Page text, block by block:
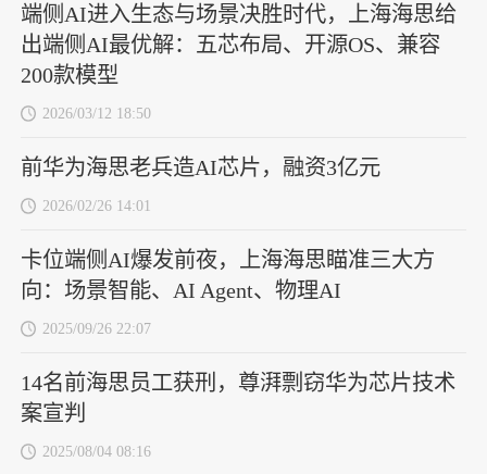
端侧AI进入生态与场景决胜时代，上海海思给
出端侧AI最优解：五芯布局、开源OS、兼容
200款模型
2026/03/12 18:50
前华为海思老兵造AI芯片，融资3亿元
2026/02/26 14:01
卡位端侧AI爆发前夜，上海海思瞄准三大方
向：场景智能、AI Agent、物理AI
2025/09/26 22:07
14名前海思员工获刑，尊湃剽窃华为芯片技术
案宣判
2025/08/04 08:16